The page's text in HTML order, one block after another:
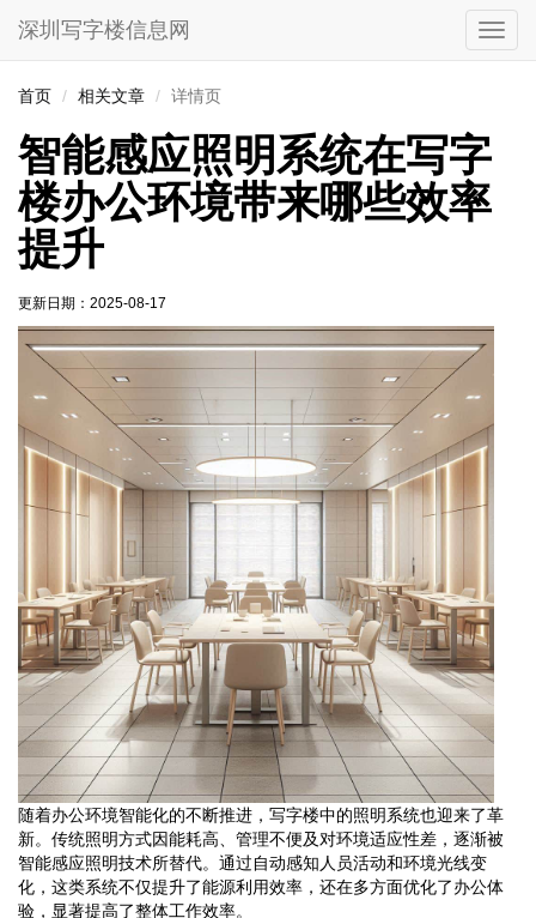
切
换
深圳写字楼信息网
首页 相关文章 详情页
智能感应照明系统在写字
楼办公环境带来哪些效率
提升
更新日期： 2025-08-17
随着办公环境智能化的不断推进，写字楼中的照明系统也迎来了革
新。传统照明方式因能耗高、管理不便及对环境适应性差，逐渐被
智能感应照明技术所替代。通过自动感知人员活动和环境光线变
化，这类系统不仅提升了能源利用效率，还在多方面优化了办公体
验，显著提高了整体工作效率。